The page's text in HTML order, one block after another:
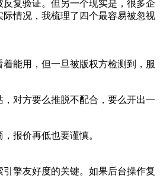
复验证。但另一个现实是，很多企
情况，我梳理了四个最容易被忽视
能用，但一旦被版权方检测到，服
对方要么推脱不配合，要么开出一
报价再低也要谨慎。
擎友好度的关键。如果后台操作复